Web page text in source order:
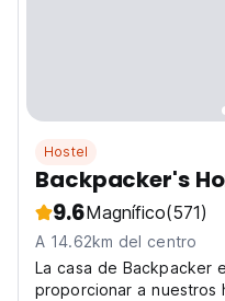
Hostel
Backpacker's
9.6Magnífico(571)
A 14.62km del centro
La casa de Backpacker
proporcionar a nuestros